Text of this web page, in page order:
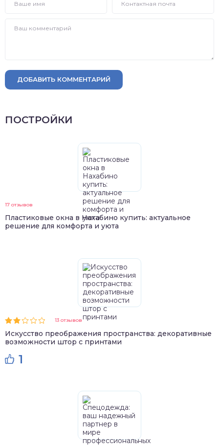
ДОБАВИТЬ КОММЕНТАРИЙ
ПОСТРОЙКИ
17 отзывов
Пластиковые окна в Нахабино купить: актуальное
решение для комфорта и уюта
13 отзывов
Искусство преображения пространства: декоративные
возможности штор с принтами
1